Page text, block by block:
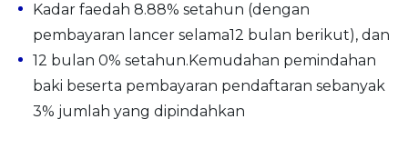
Kadar faedah 8.88% setahun (dengan
pembayaran lancer selama12 bulan berikut), dan
12 bulan 0% setahun.Kemudahan pemindahan
baki beserta pembayaran pendaftaran sebanyak
3% jumlah yang dipindahkan